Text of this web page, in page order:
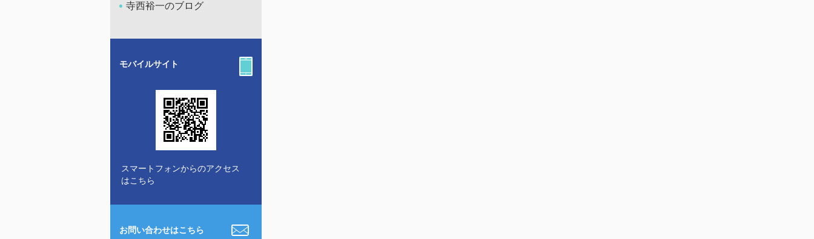
寺西裕一のブログ
モバイルサイト
スマートフォンからのアクセス
はこちら
お問い合わせはこちら